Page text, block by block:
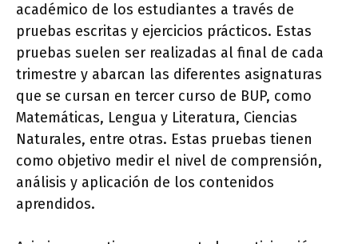
académico de los estudiantes a través de
pruebas escritas y ejercicios prácticos. Estas
pruebas suelen ser realizadas al final de cada
trimestre y abarcan las diferentes asignaturas
que se cursan en tercer curso de BUP, como
Matemáticas, Lengua y Literatura, Ciencias
Naturales, entre otras. Estas pruebas tienen
como objetivo medir el nivel de comprensión,
análisis y aplicación de los contenidos
aprendidos.